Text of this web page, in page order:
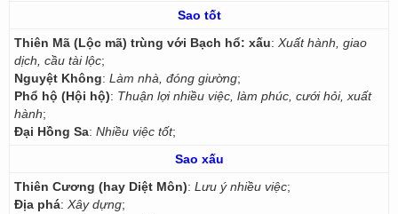
Sao tốt
Thiên Mã (Lộc mã) trùng với Bạch hổ: xấu: Xuất hành, giao
dịch, cầu tài lộc;
Nguyệt Không: Làm nhà, đóng giường;
Phổ hộ (Hội hộ): Thuận lợi nhiều việc, làm phúc, cưới hỏi, xuất
hành;
Đại Hồng Sa: Nhiều việc tốt;
Sao xấu
Thiên Cương (hay Diệt Môn): Lưu ý nhiều việc;
Địa phá: Xây dựng;